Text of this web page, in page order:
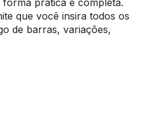
prática e completa.
que você insira todos os
de barras, variações,